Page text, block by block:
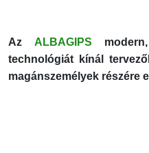
Az ALBAGIPS
technológiát kínál
magánszemélyek részére